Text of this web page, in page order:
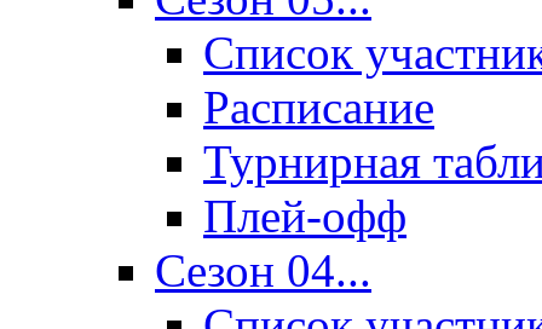
Список
Расписание
Турнирная
Плей-офф
Сезон 04...